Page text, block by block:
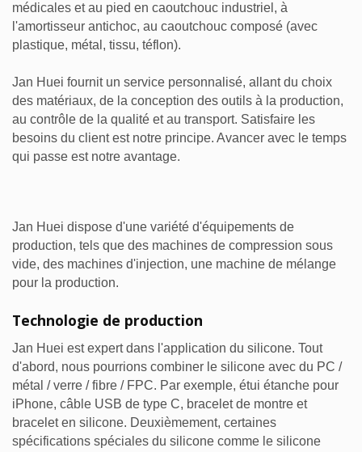
médicales et au pied en caoutchouc industriel, à
l'amortisseur antichoc, au caoutchouc composé (avec
plastique, métal, tissu, téflon).
Jan Huei fournit un service personnalisé, allant du choix
des matériaux, de la conception des outils à la production,
au contrôle de la qualité et au transport. Satisfaire les
besoins du client est notre principe. Avancer avec le temps
qui passe est notre avantage.
Jan Huei dispose d'une variété d'équipements de
production, tels que des machines de compression sous
vide, des machines d'injection, une machine de mélange
pour la production.
Technologie de production
Jan Huei est expert dans l'application du silicone. Tout
d'abord, nous pourrions combiner le silicone avec du PC /
métal / verre / fibre / FPC. Par exemple, étui étanche pour
iPhone, câble USB de type C, bracelet de montre et
bracelet en silicone. Deuxièmement, certaines
spécifications spéciales du silicone comme le silicone